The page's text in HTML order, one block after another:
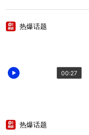
00:27
热爆话题
热爆话题